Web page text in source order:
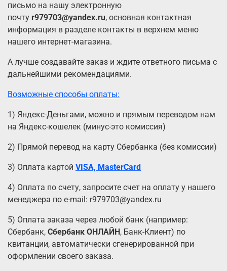
письмо на нашу электронную
почту r979703@yandex.ru, основная контактная
информация в разделе контакты в верхнем меню
нашего интернет-магазина.
А лучше создавайте заказ и ждите ответного письма с
дальнейшими рекомендациями.
Возможные способы оплаты:
1) Яндекс-Деньгами, можно и прямым переводом нам
на Яндекс-кошелек (минус-это комиссия)
2) Прямой перевод на карту Сбербанка (без комиссии)
3) Оплата картой VISA, MasterCard
4) Оплата по счету, запросите счет на оплату у нашего
менеджера по e-mail: r979703@yandex.ru
5) Оплата заказа через любой банк (например:
Сбербанк, Сбербанк ОНЛАЙН, Банк-Клиент) по
квитанции, автоматически сгенерированной при
оформлении своего заказа.